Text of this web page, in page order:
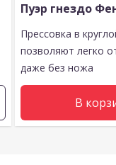
Пуэр гнездо
В
Прессовка в
позволяют легко
даже без ножа